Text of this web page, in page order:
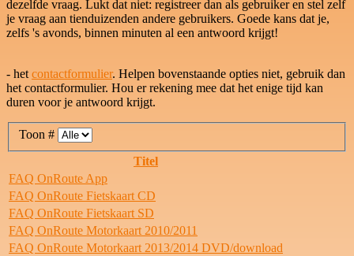
dezelfde vraag. Lukt dat niet: registreer dan als gebruiker en stel zelf
je vraag aan tienduizenden andere gebruikers. Goede kans dat je,
zelfs 's avonds, binnen minuten al een antwoord krijgt!
- het contactformulier. Helpen bovenstaande opties niet, gebruik dan
het contactformulier. Hou er rekening mee dat het enige tijd kan
duren voor je antwoord krijgt.
Toon #
Titel
FAQ OnRoute App
FAQ OnRoute Fietskaart CD
FAQ OnRoute Fietskaart SD
FAQ OnRoute Motorkaart 2010/2011
FAQ OnRoute Motorkaart 2013/2014 DVD/download